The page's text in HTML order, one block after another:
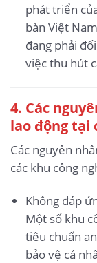
phát triển
bàn Việt
đang phải
việc thu hút
4. Các
lao độngtại
Các nguyên
các khu công
Không đáp
Một số khu
tiêu chuẩn
bảo vệ cá